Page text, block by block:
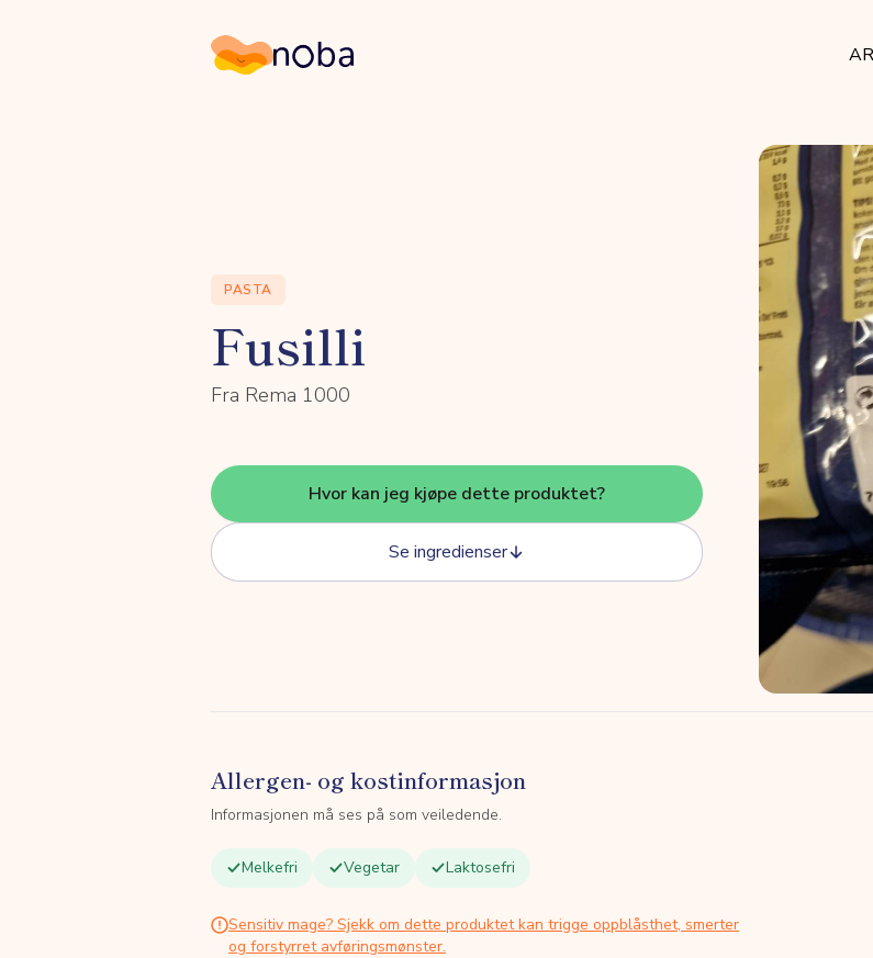
Noba
PASTA
Fusilli
Fra Rema 1000
Hvor kan jeg kjøpe dette produktet?
Se ingredienser
Allergen- og kostinformasjon
Informasjonen må ses på som veiledende.
Melkefri Vegetar Laktosefri
Sensitiv mage? Sjekk om dette produktet kan trigge oppblåsthet, smerter
og forstyrret avføringsmønster.